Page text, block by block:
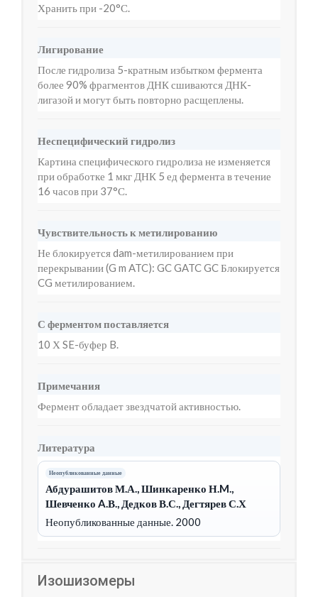
Хранить при -20°С.
Лигирование
После гидролиза 5-кратным избытком фермента
более 90% фрагментов ДНК сшиваются ДНК-
лигазой и могут быть повторно расщеплены.
Неспецифический гидролиз
Картина специфического гидролиза не изменяется
при обработке 1 мкг ДНК 5 ед фермента в течение
16 часов при 37°С.
Чувствительность к метилированию
Не блокируется dam-метилированием при
перекрывании (G m ATC): GC GATC GC Блокируется
CG метилированием.
С ферментом поставляется
10 Х SE-буфер B.
Примечания
Фермент обладает звездчатой активностью.
Литература
Неопубликованные данные
Абдурашитов М.А., Шинкаренко Н.M.,
Шевченко A.В., Дедков В.С., Дегтярев С.Х
Неопубликованные данные. 2000
Изошизомеры